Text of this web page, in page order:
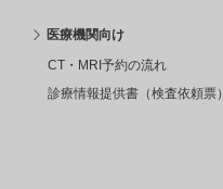
医療機関向け
CT・MRI予約の流れ
診療情報提供書（検査依頼票）